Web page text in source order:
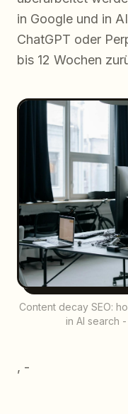
in Google und in
ChatGPT oder
bis 12 Wochen
Content decay SEO:
in AI search
, -